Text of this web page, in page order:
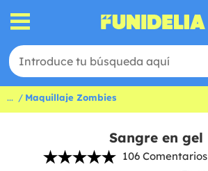
... Maquillaje Zombies
Sangre en gel
106 Comentarios